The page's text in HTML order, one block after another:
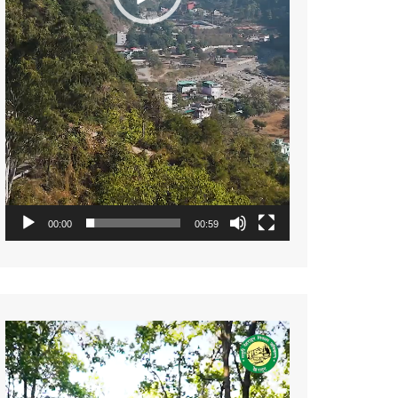
00:00 00:59
Video
Player